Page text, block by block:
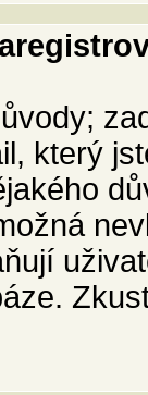
který